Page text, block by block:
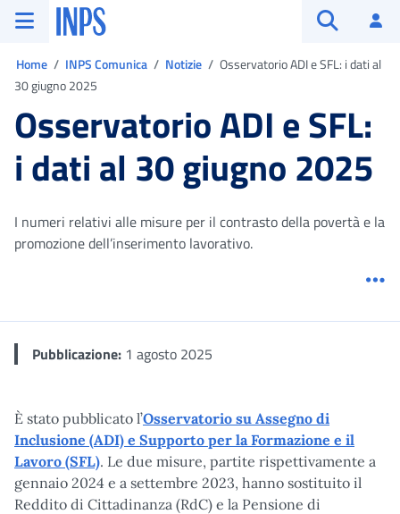
Vai al menu principale
Vai al contenuto principale
Vai al pie' di pagina
INPS ()
Home INPS Comunica Notizie
Osservatorio ADI e SFL: i dati al
30 giugno 2025
Osservatorio ADI e SFL:
i dati al 30 giugno 2025
I numeri relativi alle misure per il contrasto della povertà e la
promozione dell’inserimento lavorativo.
Pubblicazione: 1 agosto 2025
È stato pubblicato l’Osservatorio su Assegno di
Inclusione (ADI) e Supporto per la Formazione e il
Lavoro (SFL). Le due misure, partite rispettivamente a
gennaio 2024 e a settembre 2023, hanno sostituito il
Reddito di Cittadinanza (RdC) e la Pensione di